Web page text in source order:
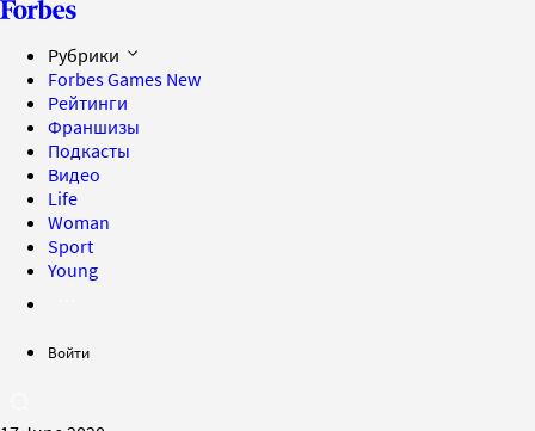
Рубрики
Forbes Games New
Рейтинги
Франшизы
Подкасты
Видео
Life
Woman
Sport
Young
Войти